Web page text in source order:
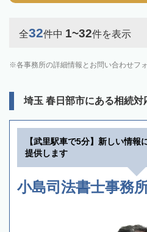
全32件中 1~32件を表示
各事務所の詳細情報とお問い合わせフ
埼玉 春日部市にある相続
【武里駅車で5分】新しい情報
提供します
小島司法書士事務